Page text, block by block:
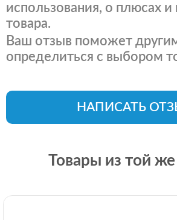
использования, о плюсах и
товара.
Ваш отзыв поможет
определиться с выбором
НАПИСАТЬ
Товары из той